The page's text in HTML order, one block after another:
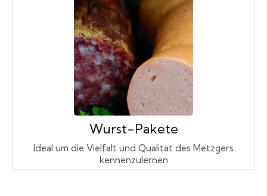
Wurst-Pakete
Ideal um die Vielfalt und Qualität des Metzgers
kennenzulernen